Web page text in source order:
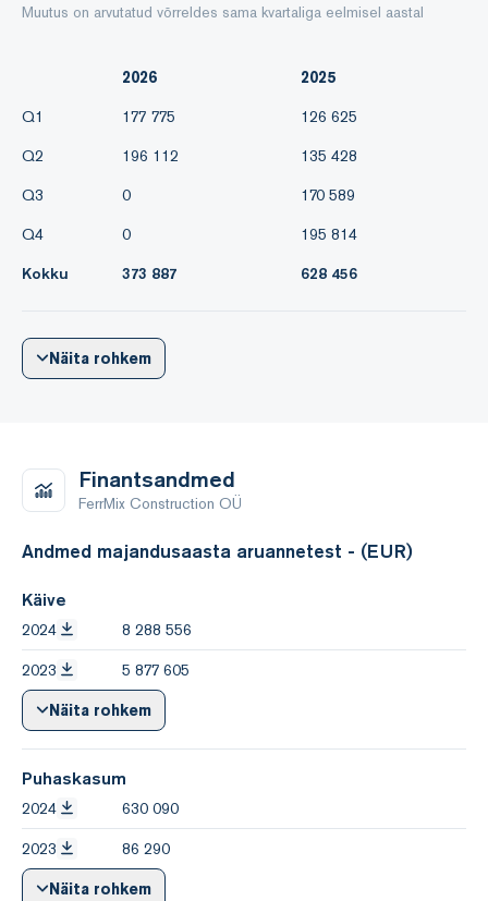
Muutus on arvutatud võrreldes sama kvartaliga eelmisel aastal
2026
2025
Q1
177 775
126 625
Q2
196 112
135 428
Q3
0
170 589
Q4
0
195 814
Kokku
373 887 628 456
Näita rohkem
Finantsandmed
FerrMix Construction OÜ
Andmed majandusaasta aruannetest - (EUR)
Käive
2024 8 288 556
2023 5 877 605
Näita rohkem
Puhaskasum
2024 630 090
2023 86 290
Näita rohkem